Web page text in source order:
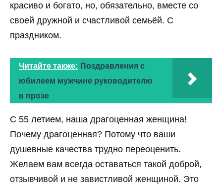
красиво и богато, но, обязательно, вместе со
своей дружной и счастливой семьёй. С
праздником.
Читайте также: Поздравления с
юбилеем мужчине руководителю
в прозе
С 55 летием, наша драгоценная женщина!
Почему драгоценная? Потому что ваши
душевные качества трудно переоценить.
Желаем вам всегда оставаться такой доброй,
отзывчивой и не завистливой женщиной. Это